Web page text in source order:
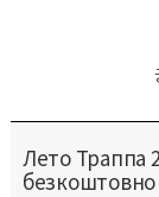
Лето Траппа
безкоштовно